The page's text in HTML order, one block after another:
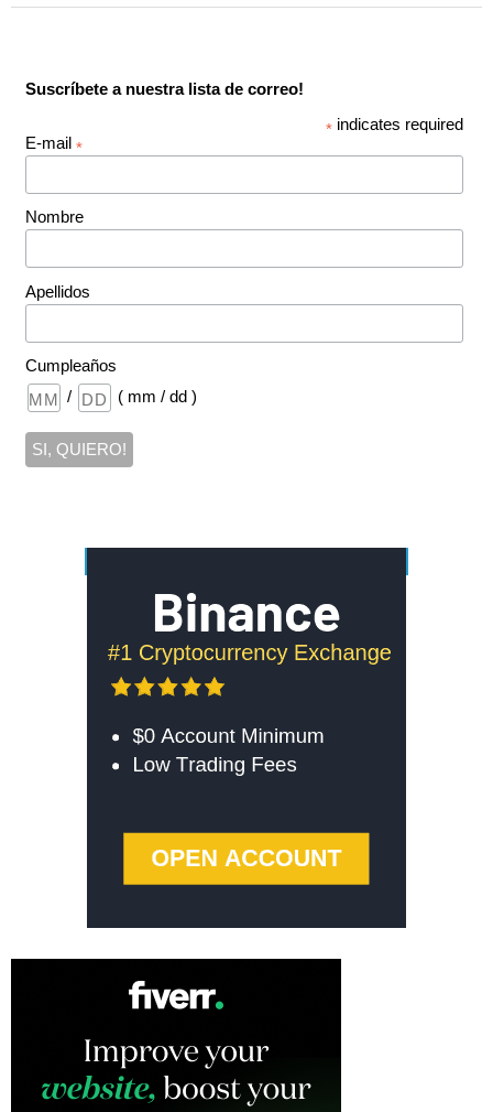
Suscríbete a nuestra lista de correo!
* indicates required
E-mail *
Nombre
Apellidos
Cumpleaños
/
( mm / dd )